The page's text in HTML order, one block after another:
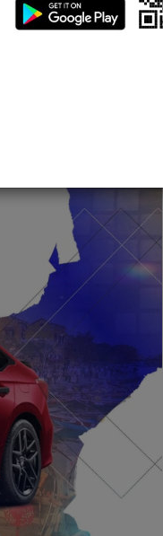
giúp bạn linh hoạt hơn
để thuê được xe
Sigo tìm hiểu chi tiết